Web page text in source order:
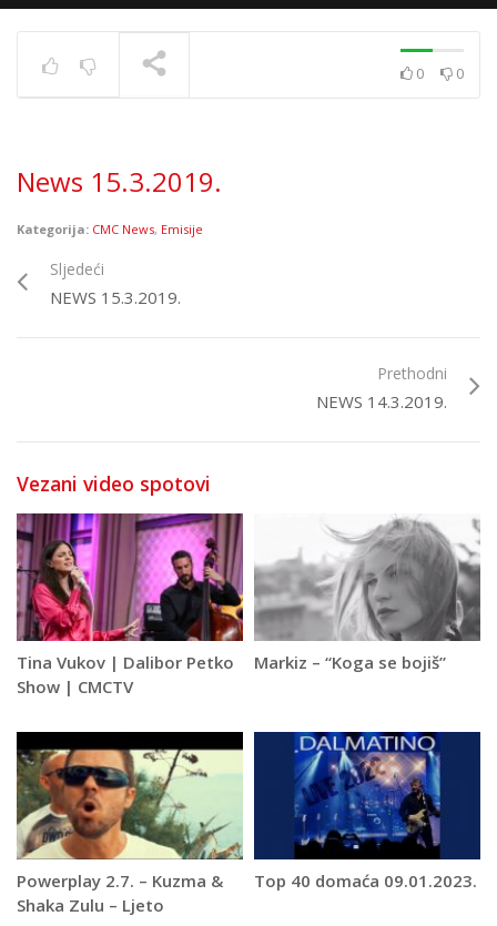
0 0
News 15.3.2019.
Kategorija: CMC News, Emisije
Sljedeći
NEWS 15.3.2019.
Prethodni
NEWS 14.3.2019.
Vezani video spotovi
Tina Vukov | Dalibor Petko
Show | CMCTV
Markiz – “Koga se bojiš”
Powerplay 2.7. – Kuzma &
Shaka Zulu – Ljeto
Top 40 domaća 09.01.2023.